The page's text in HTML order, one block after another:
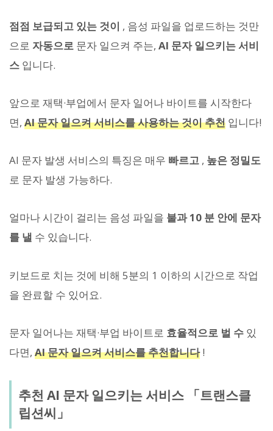
점점 보급되고 있는 것이 , 음성 파일을 업로드하는 것만
으로 자동으로 문자 일으켜 주는, AI 문자 일으키는 서비
스 입니다.
앞으로 재택·부업에서 문자 일어나 바이트를 시작한다
면, AI 문자 일으켜 서비스를 사용하는 것이 추천 입니다!
AI 문자 발생 서비스의 특징은 매우 빠르고 , 높은 정밀도
로 문자 발생 가능하다.
얼마나 시간이 걸리는 음성 파일을 불과 10 분 안에 문자
를 낼 수 있습니다.
키보드로 치는 것에 비해 5분의 1 이하의 시간으로 작업
을 완료할 수 있어요.
문자 일어나는 재택·부업 바이트로 효율적으로 벌 수 있
다면, AI 문자 일으켜 서비스를 추천합니다!
추천 AI 문자 일으키는 서비스 「트랜스클
립션씨」